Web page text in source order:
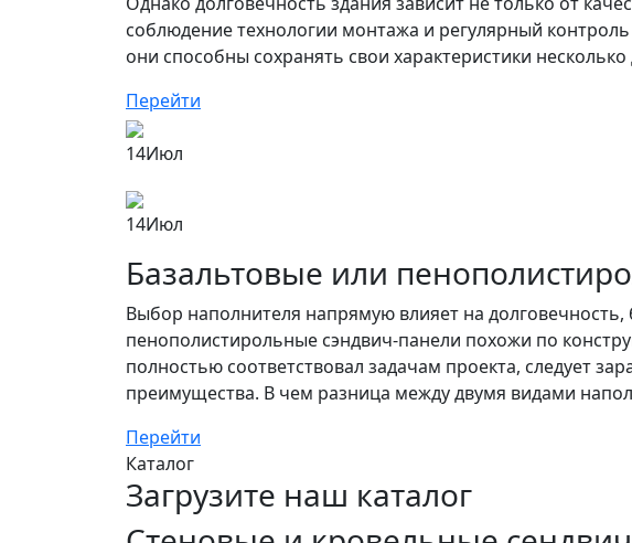
соблюдение технологии монтажа и регулярный
они способны сохранять свои характеристики
Перейти
14Июл
14Июл
Базальтовые или
Выбор наполнителя напрямую влияет на
пенополистирольные сэндвич-панели похожи по
полностью соответствовал задачам проекта, следует
преимущества. В чем разница между двумя видами
Перейти
Каталог
Загрузите наш каталог